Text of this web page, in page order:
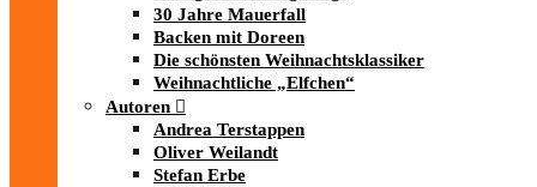
30 Jahre Mauerfall
Backen mit Doreen
Die schönsten Weihnachtsklassiker
Weihnachtliche „Elfchen“
Autoren
Andrea Terstappen
Oliver Weilandt
Stefan Erbe